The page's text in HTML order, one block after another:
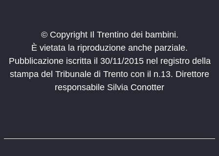
© Copyright Il Trentino dei bambini.
È vietata la riproduzione anche parziale.
Pubblicazione iscritta il 30/11/2015 nel registro della
stampa del Tribunale di Trento con il n.13. Direttore
responsabile Silvia Conotter